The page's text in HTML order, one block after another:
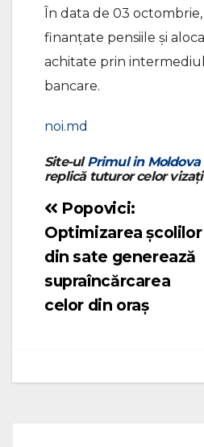
În data de 03
finanțate pensiile şi
achitate prin
bancare.
noi.md
Site-ulPrimul in Moldova
replică tuturor celor
Navigare
în
articole
Popovici:
Optimizarea școlilor
din sate generează
supraîncărcarea
celor din oraș